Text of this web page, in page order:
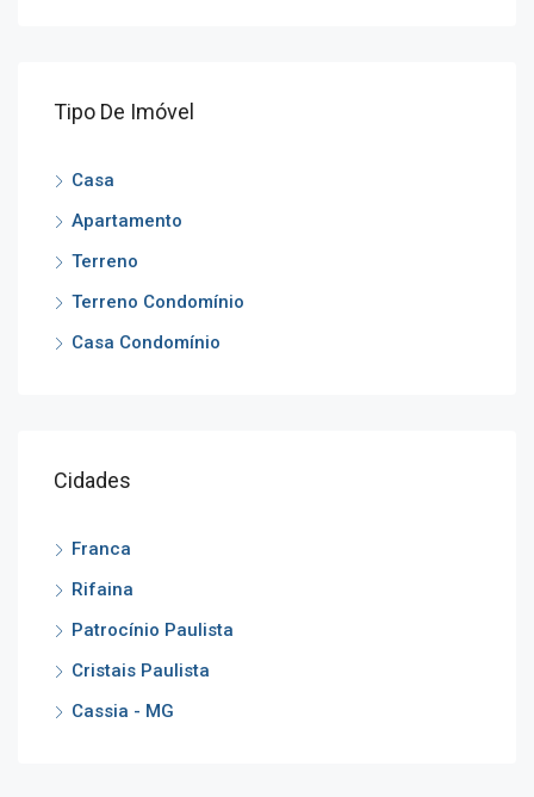
Tipo De Imóvel
Casa
Apartamento
Terreno
Terreno Condomínio
Casa Condomínio
Cidades
Franca
Rifaina
Patrocínio Paulista
Cristais Paulista
Cassia - MG